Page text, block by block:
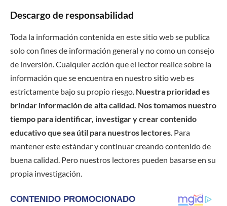
Descargo de responsabilidad
Toda la información contenida en este sitio web se publica
solo con fines de información general y no como un consejo
de inversión. Cualquier acción que el lector realice sobre la
información que se encuentra en nuestro sitio web es
estrictamente bajo su propio riesgo. Nuestra prioridad es
brindar información de alta calidad. Nos tomamos nuestro
tiempo para identificar, investigar y crear contenido
educativo que sea útil para nuestros lectores. Para
mantener este estándar y continuar creando contenido de
buena calidad. Pero nuestros lectores pueden basarse en su
propia investigación.